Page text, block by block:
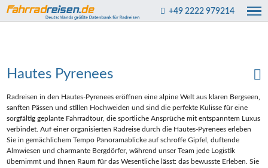
+49 2222 979214
Hautes Pyrenees
Radreisen in den Hautes‑Pyrenees eröffnen eine alpine Welt aus klaren Bergseen,
sanften Pässen und stillen Hochweiden und sind die perfekte Kulisse für eine
sorgfältig geplante Fahrradtour, die sportliche Ansprüche mit entspanntem Luxus
verbindet. Auf einer organisierten Radreise durch die Hautes‑Pyrenees erleben
Sie in gemächlichem Tempo Panoramablicke auf schroffe Gipfel, duftende
Almwiesen und charmante Bergdörfer, während unser Team jede Logistik
übernimmt und Ihnen Raum für das Wesentliche lässt: das bewusste Erleben. Sie